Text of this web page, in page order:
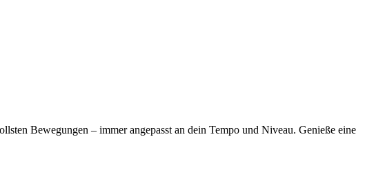
Bewegungen – immer angepasst an dein Tempo und Niveau. Genieße eine